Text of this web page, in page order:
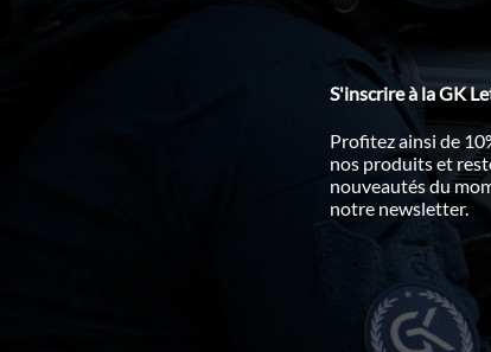
S'inscrire à la GK
Profitez ainsi de
nos produits et
nouveautés du
notre newsletter.